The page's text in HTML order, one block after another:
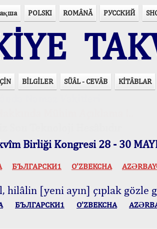
POLSKI ROMÂNĂ РУССКИЙ
BİLGİLER SÜÂL - CEVÂB KİTÂBLAR
Birliği Kongresi 28 - 30
БЪЛГАРСКИ1 O’ZBEKCHA
hilâlin [yeni ayın] çıplak gözle
БЪЛГАРСКИ1 O’ZBEKCHA